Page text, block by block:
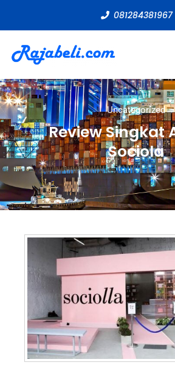
081284381967
Uncategorized
Review Singkat
Sociola